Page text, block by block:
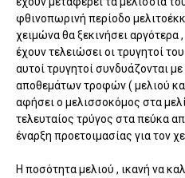
φθινοπωρινή περίοδο
χειμώνα θα ξεκινήσει
έχουν τελειώσει οι τρυγητοί
αυτοί τρυγητοί συνδυάζονται
αποθεμάτων τροφών ( μελιού
αφήσει ο μελισσοκόμος στα
τελευταίος τρύγος στα πεύκα
έναρξη προετοιμασίας για τον
Η ποσότητα μελιού , ικανή να